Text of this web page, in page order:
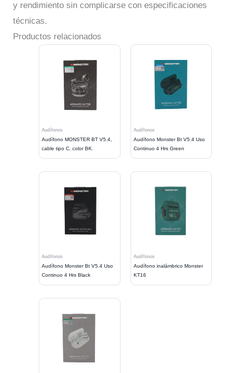
y rendimiento sin complicarse con especificaciones
técnicas.
Productos relacionados
Audífonos
Audífono MONSTER BT V5.4,
cable tipo C, color BK.
Audífonos
Audífono Monster Bt V5.4 Uso
Continuo 4 Hrs Green
Audífonos
Audífono Monster Bt V5.4 Uso
Continuo 4 Hrs Black
Audífonos
Audífono inalámbrico Monster
KT16